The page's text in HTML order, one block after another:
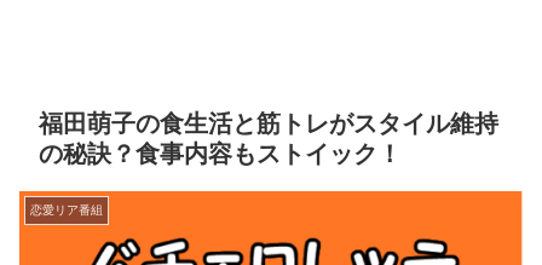
福田萌子の食生活と筋トレがスタイル維持
の秘訣？食事内容もストイック！
恋愛リア番組